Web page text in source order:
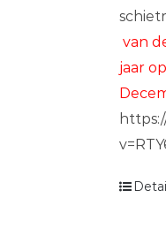
van
jaar